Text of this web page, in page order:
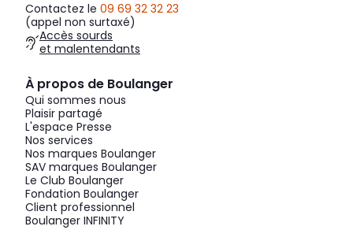
Contactez le 09 69 32 32 23
(appel non surtaxé)
Accès sourds
et malentendants
À propos de Boulanger
Qui sommes nous
Plaisir partagé
L'espace Presse
Nos services
Nos marques Boulanger
SAV marques Boulanger
Le Club Boulanger
Fondation Boulanger
Client professionnel
Boulanger INFINITY